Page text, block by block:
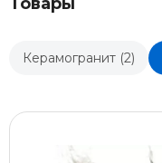
Керамогранит (2)